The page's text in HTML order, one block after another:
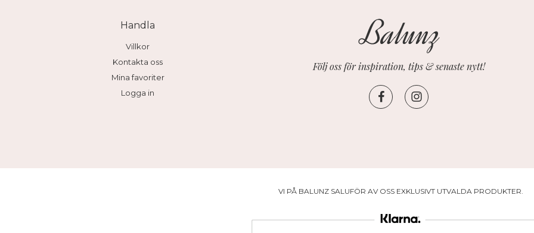
Handla
Villkor
Kontakta oss
Mina favoriter
Logga in
Följ oss för inspiration, tips & senaste nytt!
VI PÅ BALUNZ SALUFÖR AV OSS EXKLUSIVT UTVALDA PRODUKTER.